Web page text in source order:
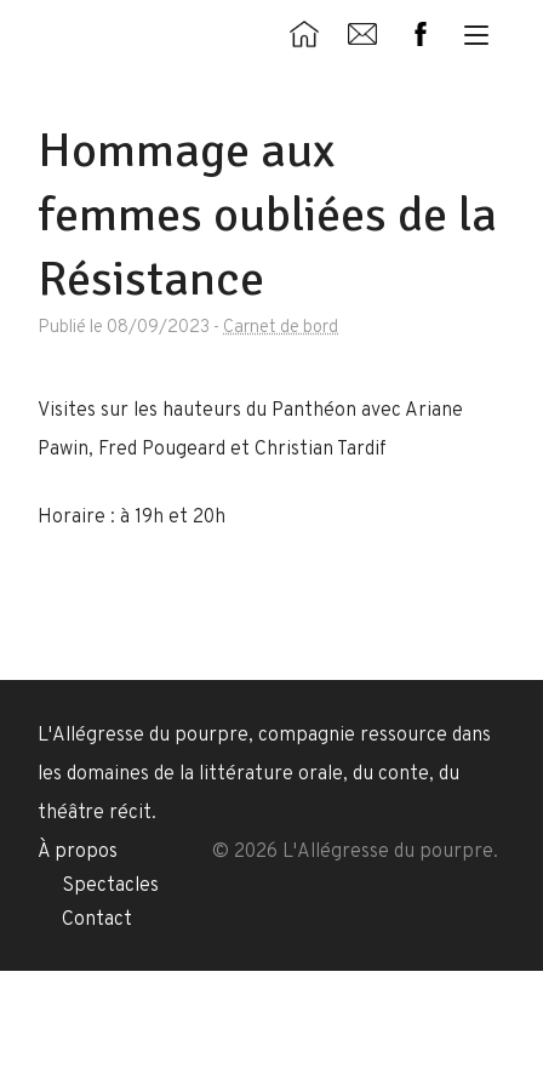
Hommage aux
femmes oubliées de la
Résistance
Publié le 08/09/2023 -Carnet de bord
Visites sur les hauteurs du Panthéon avec Ariane
Pawin, Fred Pougeard et Christian Tardif
Horaire : à 19h et 20h
L'Allégresse du pourpre, compagnie ressource dans
les domaines de la littérature orale, du conte, du
théâtre récit.
À propos
Spectacles
Contact
© 2026 L'Allégresse du pourpre.